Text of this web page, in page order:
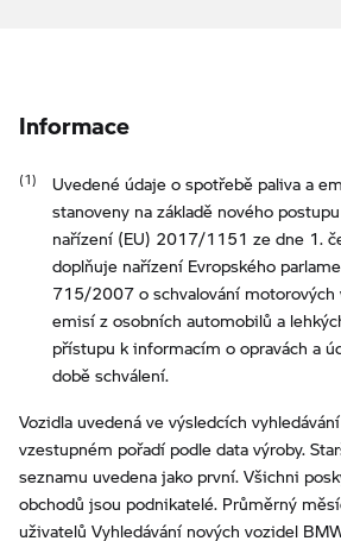
Informace
Uvedené údaje o spotřebě paliva a
stanoveny na základě nového
nařízení (EU) 2017/1151 ze dne 1.
doplňuje nařízení Evropského
715/2007 o schvalování motorových
emisí z osobních automobilů a
přístupu k informacím o opravách a
době schválení.
Vozidla uvedená ve výsledcích
vzestupném pořadí podle data výroby.
seznamu uvedena jako první. Všichni
obchodů jsou podnikatelé. Průměrný
uživatelů Vyhledávání nových vozidel